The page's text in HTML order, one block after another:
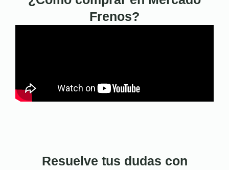
Frenos?
Resuelve tus dudas con